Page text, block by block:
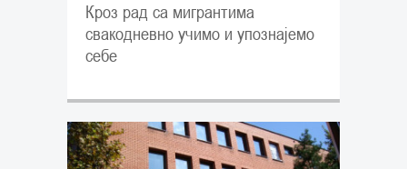
Кроз рад са мигрантима
свакодневно учимо и упознајемо
себе